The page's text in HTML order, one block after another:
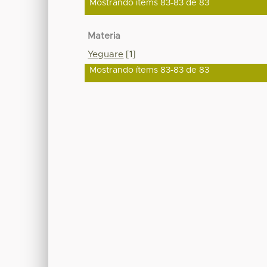
Mostrando ítems 83-83 de 83
Materia
Yeguare [1]
Mostrando ítems 83-83 de 83